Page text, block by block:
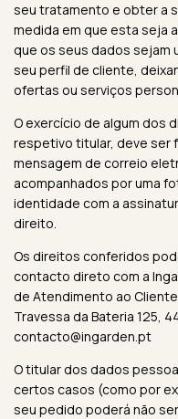
seu tratamento e obter a
medida em que esta seja
que os seus dados sejam
seu perfil de cliente,
ofertas ou serviços
O exercício de algum dos
respetivo titular, deve ser
mensagem de correio
acompanhados por uma
identidade com a
direito.
Os direitos conferidos
contacto direto com a
de Atendimento ao Cliente
Travessa da Bateria 125,
contacto@ingarden.pt
O titular dos dados
certos casos (como por
seu pedido poderá não